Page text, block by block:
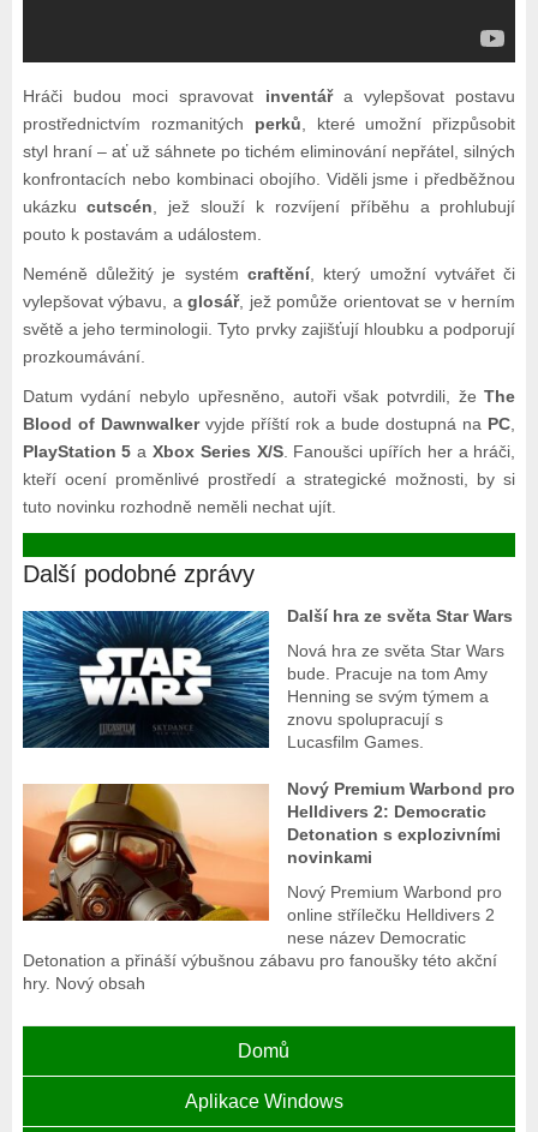
Hráči budou moci spravovat inventářa vylepšovat postavu
prostřednictvím rozmanitých perků , které umožní přizpůsobit
styl hraní – ať už sáhnete po tichém eliminování nepřátel, silných
konfrontacích nebo kombinaci obojího. Viděli jsme i předběžnou
ukázkucutscén , jež slouží k rozvíjení příběhu a prohlubují
pouto k postavám a událostem.
Neméně důležitý je systémcraftění, který umožní vytvářet či
vylepšovat výbavu, aglosář, jež pomůže orientovat se v herním
světě a jeho terminologii. Tyto prvky zajišťují hloubku a podporují
prozkoumávání.
Datum vydání nebylo upřesněno, autoři však potvrdili, žeThe
Blood of Dawnwalkervyjde příští rok a bude dostupná na PC
PlayStation 5 a Xbox Series X/S. Fanoušci upířích her a hráči,
kteří ocení proměnlivé prostředí a strategické možnosti, by si
tuto novinku rozhodně neměli nechat ujít.
Další podobné zprávy
Další hra ze světa Star Wars
Nová hra ze světa Star Wars
bude. Pracuje na tom Amy
Henning se svým týmem a
znovu spolupracují s
Lucasfilm Games.
Nový Premium Warbond pro
Helldivers 2: Democratic
Detonation s explozivními
novinkami
Nový Premium Warbond pro
online střílečku Helldivers 2
nese název Democratic
Detonation a přináší výbušnou zábavu pro fanoušky této akční
hry. Nový obsah
Domů
Aplikace Windows